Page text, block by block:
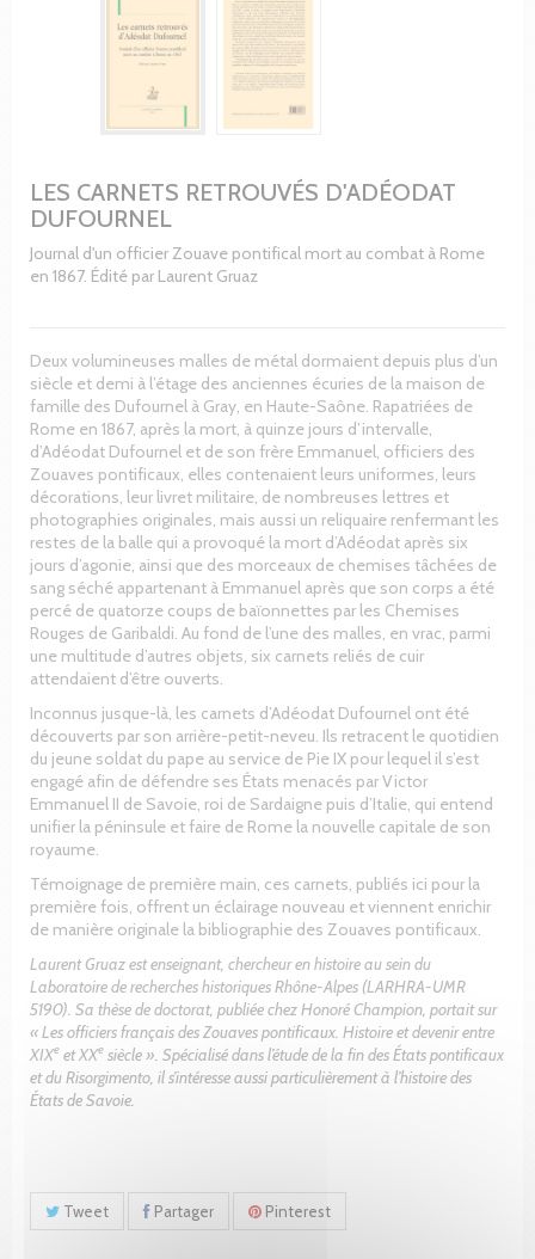
LES CARNETS RETROUVÉS D'ADÉODAT
DUFOURNEL
Journal d'un officier Zouave pontifical mort au combat à Rome
en 1867. Édité par Laurent Gruaz
Deux volumineuses malles de métal dormaient depuis plus d’un
siècle et demi à l’étage des anciennes écuries de la maison de
famille des Dufournel à Gray, en Haute-Saône. Rapatriées de
Rome en 1867, après la mort, à quinze jours d’intervalle,
d’Adéodat Dufournel et de son frère Emmanuel, officiers des
Zouaves pontificaux, elles contenaient leurs uniformes, leurs
décorations, leur livret militaire, de nombreuses lettres et
photographies originales, mais aussi un reliquaire renfermant les
restes de la balle qui a provoqué la mort d’Adéodat après six
jours d’agonie, ainsi que des morceaux de chemises tâchées de
sang séché appartenant à Emmanuel après que son corps a été
percé de quatorze coups de baïonnettes par les Chemises
Rouges de Garibaldi. Au fond de l’une des malles, en vrac, parmi
une multitude d’autres objets, six carnets reliés de cuir
attendaient d’être ouverts.
Inconnus jusque-là, les carnets d’Adéodat Dufournel ont été
découverts par son arrière-petit-neveu. Ils retracent le quotidien
du jeune soldat du pape au service de Pie IX pour lequel il s’est
engagé afin de défendre ses États menacés par Victor
Emmanuel II de Savoie, roi de Sardaigne puis d’Italie, qui entend
unifier la péninsule et faire de Rome la nouvelle capitale de son
royaume.
Témoignage de première main, ces carnets, publiés ici pour la
première fois, offrent un éclairage nouveau et viennent enrichir
de manière originale la bibliographie des Zouaves pontificaux.
Laurent Gruaz est enseignant, chercheur en histoire au sein du
Laboratoire de recherches historiques Rhône-Alpes (LARHRA-UMR
5190). Sa thèse de doctorat, publiée chez Honoré Champion, portait sur
« Les officiers français des Zouaves pontificaux. Histoire et devenir entre
XIXe et XXe siècle ». Spécialisé dans l’étude de la fin des États pontificaux
et du Risorgimento, il s’intéresse aussi particulièrement à l’histoire des
États de Savoie.
Tweet Partager Pinterest